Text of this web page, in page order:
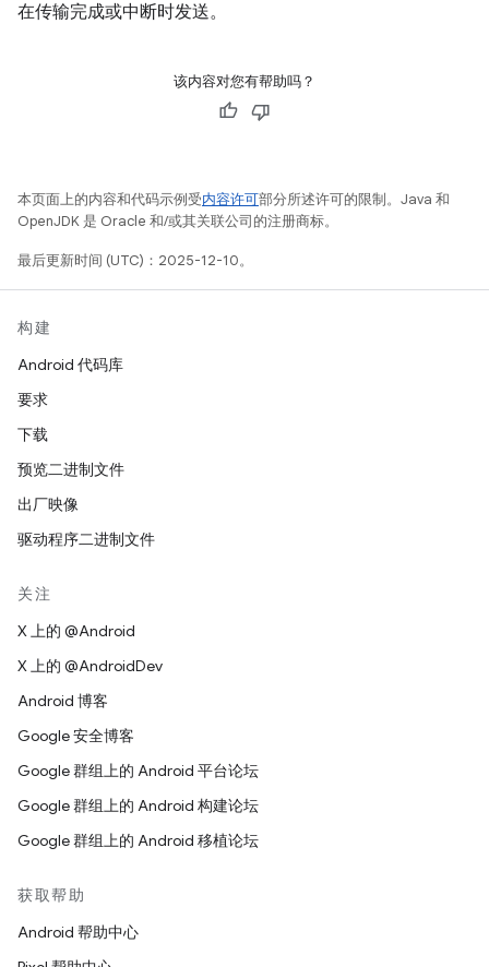
在传输完成或中断时发送。
该内容对您有帮助吗？
本页面上的内容和代码示例受内容许可部分所述许可的限制。Java 和
OpenJDK 是 Oracle 和/或其关联公司的注册商标。
最后更新时间 (UTC)：2025-12-10。
构建
Android 代码库
要求
下载
预览二进制文件
出厂映像
驱动程序二进制文件
关注
X 上的 @Android
X 上的 @AndroidDev
Android 博客
Google 安全博客
Google 群组上的 Android 平台论坛
Google 群组上的 Android 构建论坛
Google 群组上的 Android 移植论坛
获取帮助
Android 帮助中心